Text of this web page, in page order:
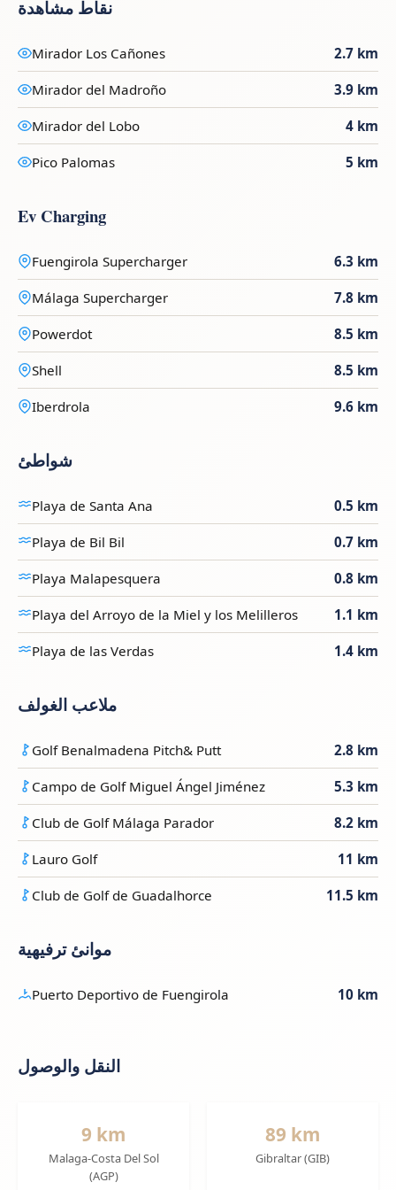
نقاط مشاهدة
Mirador Los Cañones 2.7 km
Mirador del Madroño 3.9 km
Mirador del Lobo 4 km
Pico Palomas 5 km
Ev Charging
Fuengirola Supercharger 6.3 km
Málaga Supercharger 7.8 km
Powerdot 8.5 km
Shell 8.5 km
Iberdrola 9.6 km
شواطئ
Playa de Santa Ana 0.5 km
Playa de Bil Bil 0.7 km
Playa Malapesquera 0.8 km
Playa del Arroyo de la Miel y los Melilleros 1.1 km
Playa de las Verdas 1.4 km
ملاعب الغولف
Golf Benalmadena Pitch& Putt 2.8 km
Campo de Golf Miguel Ángel Jiménez 5.3 km
Club de Golf Málaga Parador 8.2 km
Lauro Golf 11 km
Club de Golf de Guadalhorce 11.5 km
موانئ ترفيهية
Puerto Deportivo de Fuengirola 10 km
النقل والوصول
9 km
Malaga-Costa Del Sol
(AGP)
89 km
Gibraltar (GIB)